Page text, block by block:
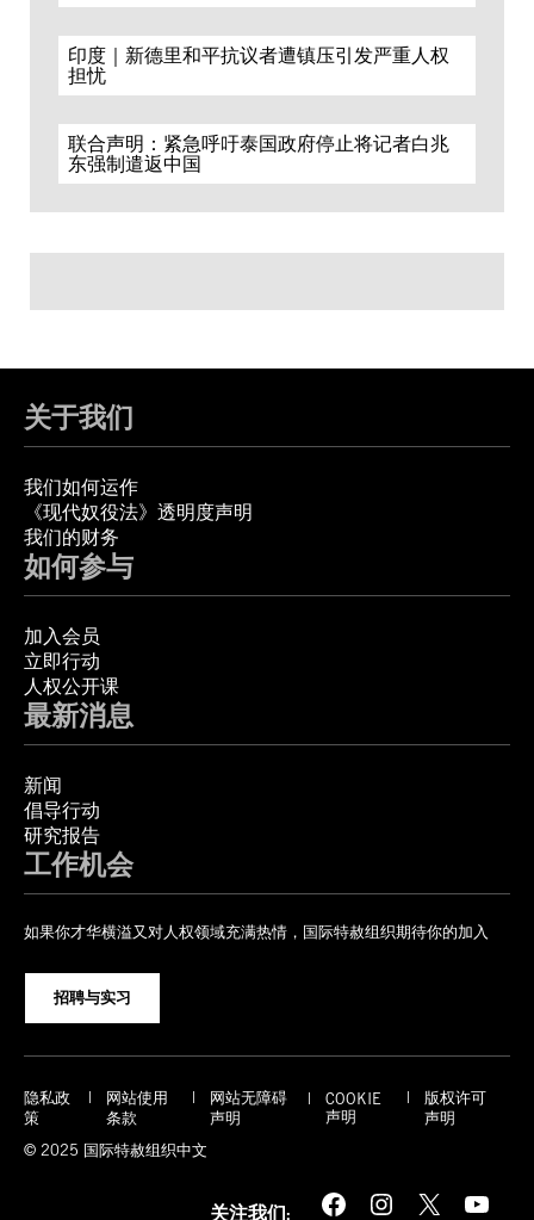
印度｜新德里和平抗议者遭镇压引发严重人权
担忧
联合声明：紧急呼吁泰国政府停止将记者白兆
东强制遣返中国
关于我们
我们如何运作
《现代奴役法》透明度声明
我们的财务
如何参与
加入会员
立即行动
人权公开课
最新消息
新闻
倡导行动
研究报告
工作机会
如果你才华横溢又对人权领域充满热情，国际特赦组织期待你的加入
招聘与实习
隐私政
策
网站使用
条款
网站无障碍
声明
COOKIE
声明
版权许可
声明
© 2025 国际特赦组织中文
关注我们: Facebook Instagram X YouTube